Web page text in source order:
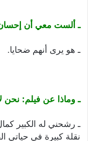
ـ ألست معي أن
ـ هو يرى أنهم ضحايا.
ـ وماذا عن فيلم: نحن
ـ رشحني له الكبير
نقلة كبيرة في حياتي